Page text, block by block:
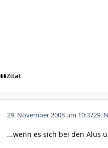
Zitat
29. November 2008 um 10:3729.
...wenn es sich bei den Alus